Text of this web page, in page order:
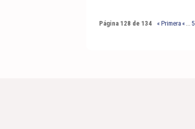
Página 128 de 134 « Primera « ... 5